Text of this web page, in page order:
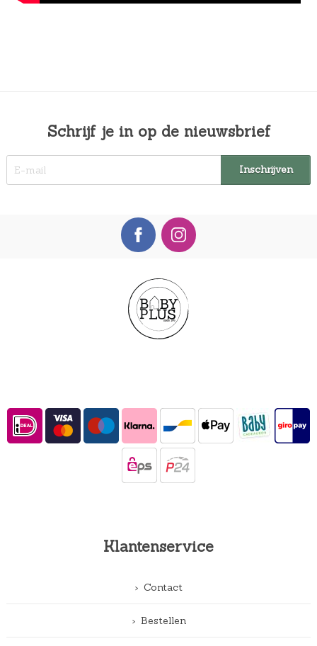
Schrijf je in op de nieuwsbrief
Klantenservice
Contact
Bestellen